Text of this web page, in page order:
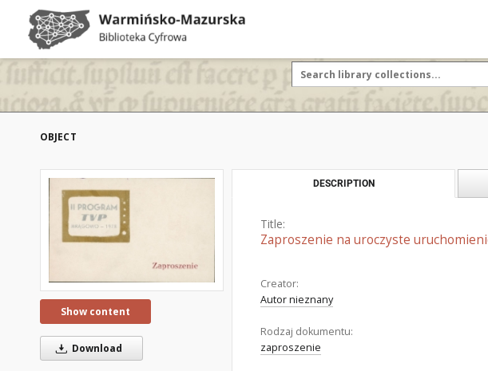
OBJECT
Show content
Download
DESCRIPTION
Title:
Zaproszenie na uroczyste
Creator:
Autor nieznany
Rodzaj dokumentu:
zaproszenie